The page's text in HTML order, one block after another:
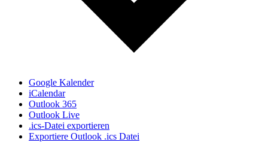
Google Kalender
iCalendar
Outlook 365
Outlook Live
.ics-Datei exportieren
Exportiere Outlook .ics Datei